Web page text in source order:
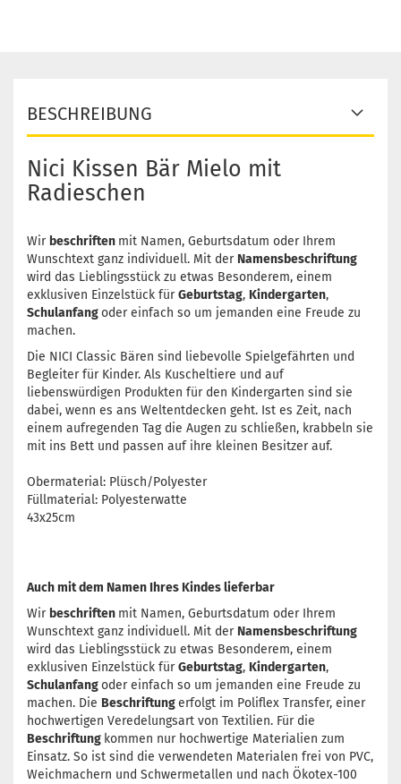
BESCHREIBUNG
Nici Kissen Bär Mielo mit
Radieschen
Wir beschriften mit Namen, Geburtsdatum oder Ihrem
Wunschtext ganz individuell. Mit der Namensbeschriftung
wird das Lieblingsstück zu etwas Besonderem, einem
exklusiven Einzelstück fürGeburtstag, Kindergarten,
Schulanfangoder einfach so um jemanden eine Freude zu
machen.
Die NICI Classic Bären sind liebevolle Spielgefährten und
Begleiter für Kinder. Als Kuscheltiere und auf
liebenswürdigen Produkten für den Kindergarten sind sie
dabei, wenn es ans Weltentdecken geht. Ist es Zeit, nach
einem aufregenden Tag die Augen zu schließen, krabbeln sie
mit ins Bett und passen auf ihre kleinen Besitzer auf.
Obermaterial: Plüsch/Polyester
Füllmaterial: Polyesterwatte
43x25cm
Auch mit dem Namen Ihres Kindes lieferbar
Wir beschriften mit Namen, Geburtsdatum oder Ihrem
Wunschtext ganz individuell. Mit der Namensbeschriftung
wird das Lieblingsstück zu etwas Besonderem, einem
exklusiven Einzelstück fürGeburtstag, Kindergarten,
Schulanfangoder einfach so um jemanden eine Freude zu
machen. Die Beschriftungerfolgt im Poliflex Transfer, einer
hochwertigen Veredelungsart von Textilien. Für die
Beschriftung kommen nur hochwertige Materialien zum
Einsatz. So ist sind die verwendeten Materialen frei von PVC,
Weichmachern und Schwermetallen und nach Ökotex-100